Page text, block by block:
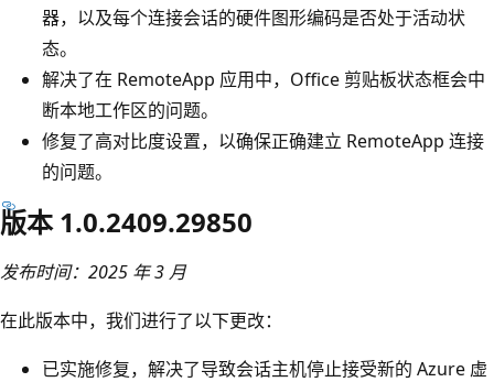
器，以及每个连接会话的硬件图形编码是否处于活动状
态。
解决了在 RemoteApp 应用中，Office 剪贴板状态框会中
断本地工作区的问题。
修复了高对比度设置，以确保正确建立 RemoteApp 连接
的问题。
版本 1.0.2409.29850
发布时间：2025 年 3 月
在此版本中，我们进行了以下更改：
已实施修复，解决了导致会话主机停止接受新的 Azure 虚